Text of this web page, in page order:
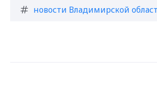
новости Владимирской